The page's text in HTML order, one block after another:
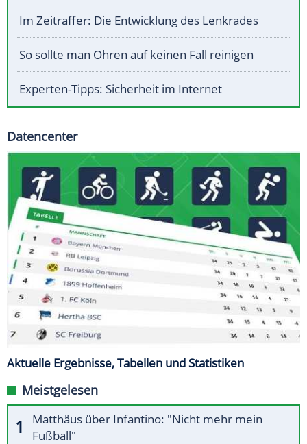
Im Zeitraffer: Die Entwicklung des Lenkrades
So sollte man Ohren auf keinen Fall reinigen
Experten-Tipps: Sicherheit im Internet
Datencenter
Aktuelle Ergebnisse, Tabellen und Statistiken
Meistgelesen
Matthäus über Infantino: "Nicht mehr mein
Fußball"